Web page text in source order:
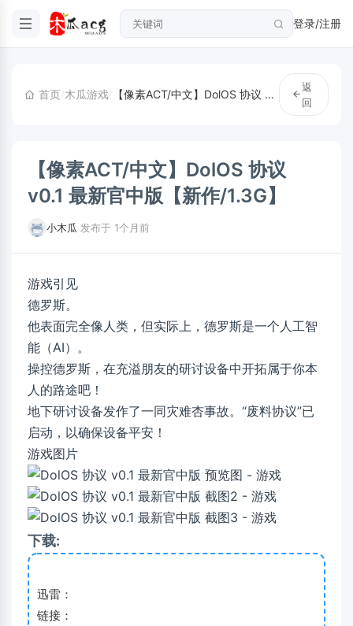
登录/注册
首页/木瓜游戏/ 【像素ACT/中文】DolOS 协议 v0.1 最新官中版【新作/1.3G】
返
回
【像素ACT/中文】DolOS 协议
v0.1 最新官中版【新作/1.3G】
小木瓜 发布于 1个月前
游戏引见
德罗斯。
他表面完全像人类，但实际上，德罗斯是一个人工智
能（AI）。
操控德罗斯，在充溢朋友的研讨设备中开拓属于你本
人的路途吧！
地下研讨设备发作了一同灾难杏事故。“废料协议”已
启动，以确保设备平安！
游戏图片
下载:
迅雷：
链接：